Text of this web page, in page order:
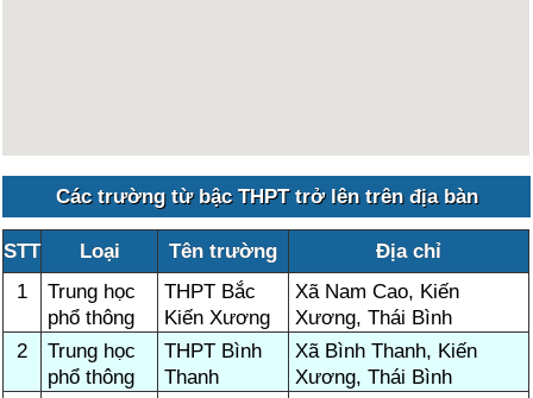
Các trường từ bậc THPT trở lên trên địa bàn
STT Loại Tên trường
Địa chỉ
1
Trung học
phổ thông
THPT Bắc
Kiến Xương
Xã Nam Cao, Kiến
Xương, Thái Bình
2
Trung học
phổ thông
THPT Bình
Thanh
Xã Bình Thanh, Kiến
Xương, Thái Bình